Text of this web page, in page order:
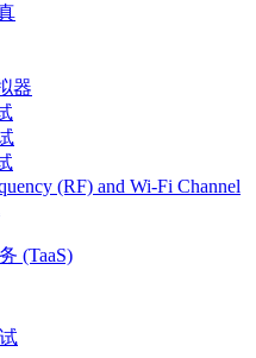
器
(RF) and Wi-Fi Channel
(TaaS)